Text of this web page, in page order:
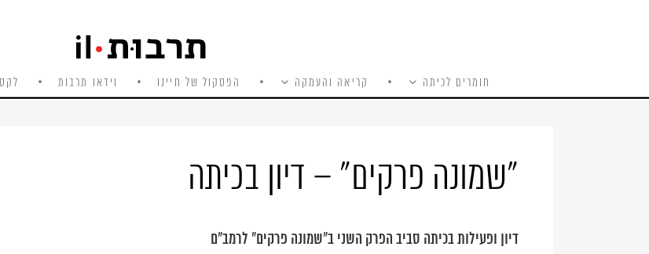
חומרים לכיתה קריאה והעמקה הפסקול של חיינו וידאו תרבות
"שמונה פרקים" – דיון בכיתה
דיון ופעילות בכיתה סביב הפרק השני ב"שמונה פרקים" לרמב"ם